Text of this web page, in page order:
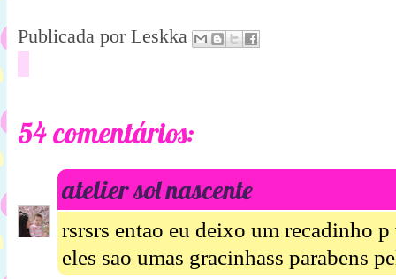
Publicada por Leskka
54 comentários:
atelier sol nascente
rsrsrs entao eu deixo um recadinho
eles sao umas gracinhass parabens